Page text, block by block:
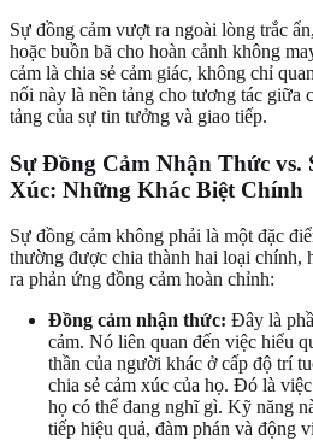
Sự đồng cảm vượt ra ngoài lòng trắc
hoặc buồn bã cho hoàn cảnh không
cảm là chia sẻ cảm giác, không chỉ
nối này là nền tảng cho tương tác giữa
tảng của sự tin tưởng và giao tiếp.
Sự Đồng Cảm Nhận Thức vs.
Xúc: Những Khác Biệt Chính
Sự đồng cảm không phải là một đặc
thường được chia thành hai loại chính,
ra phản ứng đồng cảm hoàn chỉnh:
Đồng cảm nhận thức: Đây là
cảm. Nó liên quan đến việc hiểu
thần của người khác ở cấp độ trí
chia sẻ cảm xúc của họ. Đó là
họ có thể đang nghĩ gì. Kỹ năng
tiếp hiệu quả, đàm phán và động